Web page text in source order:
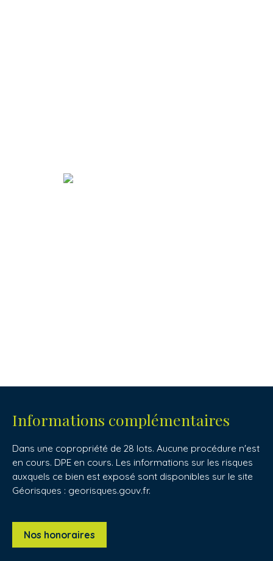
Informations complémentaires
Dans une copropriété de 28 lots. Aucune procédure n'est
en cours. DPE en cours. Les informations sur les risques
auxquels ce bien est exposé sont disponibles sur le site
Géorisques : georisques.gouv.fr.
Nos honoraires